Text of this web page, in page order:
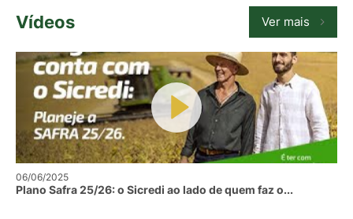
Vídeos Ver mais
06/06/2025
Plano Safra 25/26: o Sicredi ao lado de quem faz o...